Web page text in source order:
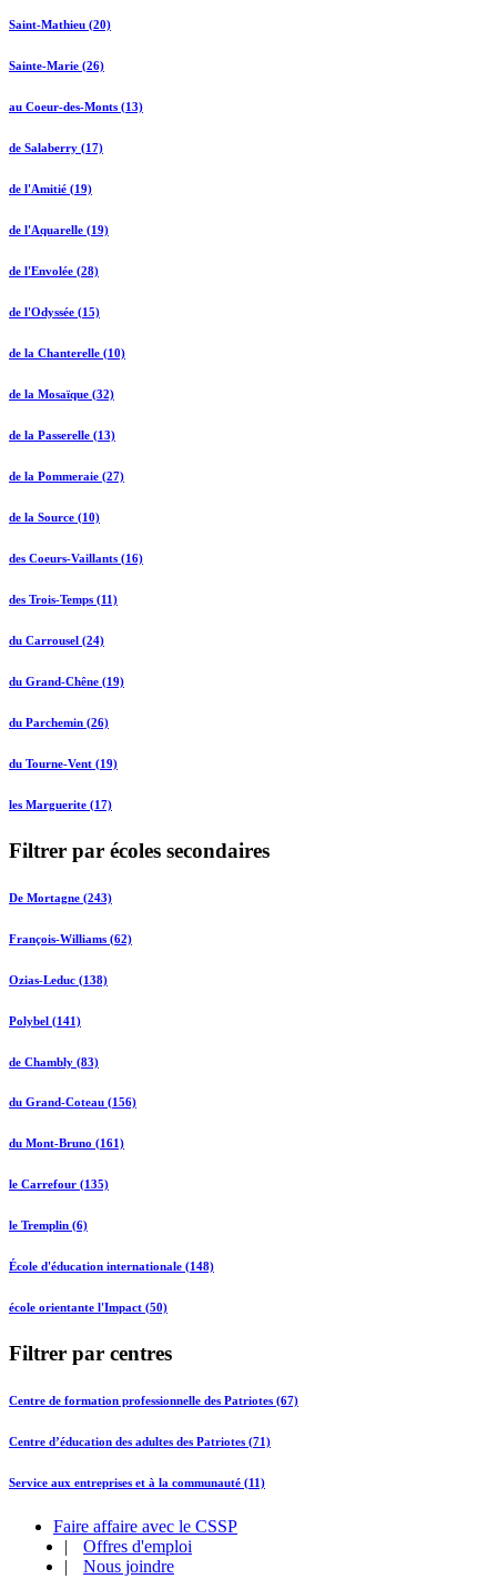
Saint-Mathieu (20)
Sainte-Marie (26)
au Coeur-des-Monts (13)
de Salaberry (17)
de l'Amitié (19)
de l'Aquarelle (19)
de l'Envolée (28)
de l'Odyssée (15)
de la Chanterelle (10)
de la Mosaïque (32)
de la Passerelle (13)
de la Pommeraie (27)
de la Source (10)
des Coeurs-Vaillants (16)
des Trois-Temps (11)
du Carrousel (24)
du Grand-Chêne (19)
du Parchemin (26)
du Tourne-Vent (19)
les Marguerite (17)
Filtrer par écoles secondaires
De Mortagne (243)
François-Williams (62)
Ozias-Leduc (138)
Polybel (141)
de Chambly (83)
du Grand-Coteau (156)
du Mont-Bruno (161)
le Carrefour (135)
le Tremplin (6)
École d'éducation internationale (148)
école orientante l'Impact (50)
Filtrer par centres
Centre de formation professionnelle des Patriotes (67)
Centre d’éducation des adultes des Patriotes (71)
Service aux entreprises et à la communauté (11)
Faire affaire avec le CSSP
|
Offres d'emploi
|
Nous joindre